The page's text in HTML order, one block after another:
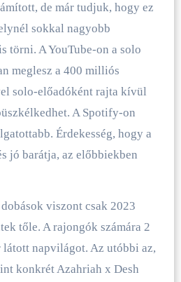
de már tudjuk, hogy ez
sokkal nagyobb
törni. A YouTube-on a solo
meglesz a 400 milliós
solo-előadóként rajta kívül
A Spotify-on
Érdekesség, hogy a
jó barátja, az előbbiekben
viszont csak 2023
tőle. A rajongók számára 2
látott napvilágot. Az utóbbi az,
konkrét Azahriah x Desh